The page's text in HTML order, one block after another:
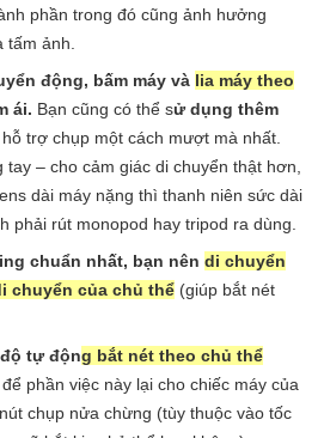
phần trong đó cũng ảnh hưởng
ảnh.
động, bấm máy và lia máy theo
ái. Bạn cũng có thể sử dụng thêm
trợ chụp một cách mượt mà nhất.
– cho cảm giác di chuyển thật hơn,
dài máy nặng thì thanh niên sức dài
phải rút monopod hay tripod ra dùng.
chuẩn nhất, bạn nêndi chuyển
chuyển của chủ thể (giúp bắt nét
độ tự động bắt nét theo chủ thể
phần việc này lại cho chiếc máy của
chụp nửa chừng (tùy thuộc vào tốc